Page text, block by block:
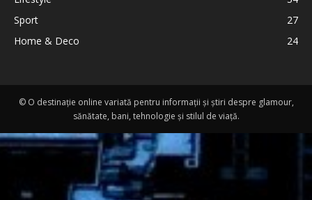
Sport
27
Home & Deco
24
© O destinație online variată pentru informații și știri despre glamour,
sănătate, bani, tehnologie și stilul de viață.